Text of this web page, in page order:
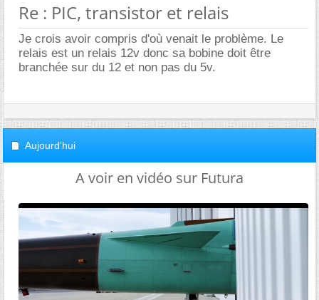
Re : PIC, transistor et relais
Je crois avoir compris d'où venait le problème. Le
relais est un relais 12v donc sa bobine doit être
branchée sur du 12 et non pas du 5v.
Aujourd'hui
A voir en vidéo sur Futura